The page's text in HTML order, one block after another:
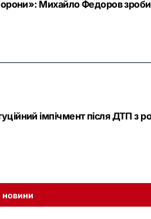
Михайло Федоров
імпічмент після ДТП з
новини